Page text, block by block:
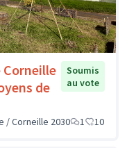
Corneille
de
Soumis
au vote
/ Corneille 2030 1 10